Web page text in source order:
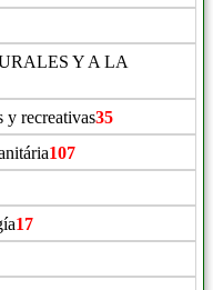
Y A LA
y recreativas35
107
17